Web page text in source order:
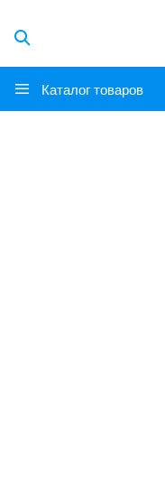
Каталог товаров